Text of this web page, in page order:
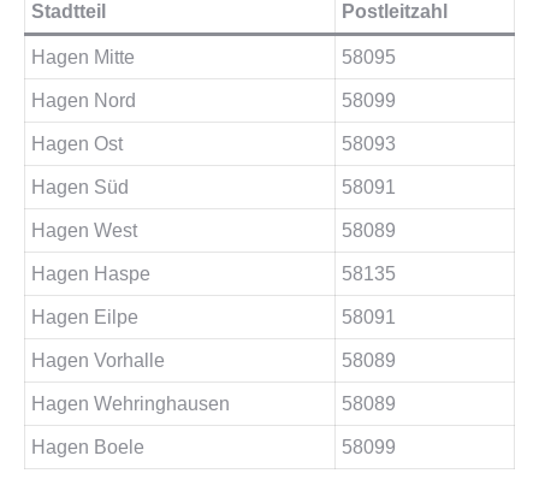
Stadtteil Postleitzahl
Hagen Mitte 58095
Hagen Nord 58099
Hagen Ost 58093
Hagen Süd 58091
Hagen West 58089
Hagen Haspe 58135
Hagen Eilpe 58091
Hagen Vorhalle 58089
Hagen Wehringhausen 58089
Hagen Boele 58099